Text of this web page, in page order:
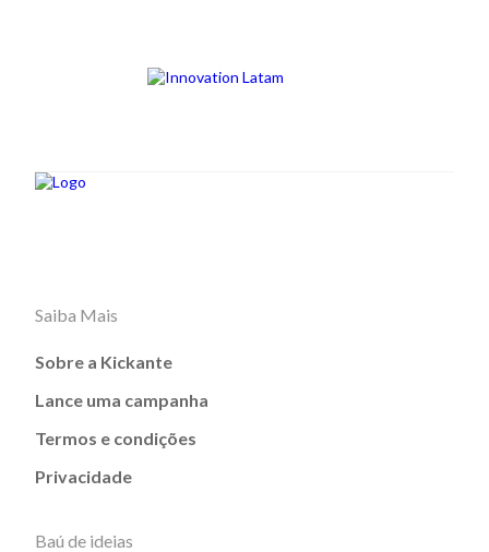
Saiba Mais
Sobre a Kickante
Lance uma campanha
Termos e condições
Privacidade
Baú de ideias